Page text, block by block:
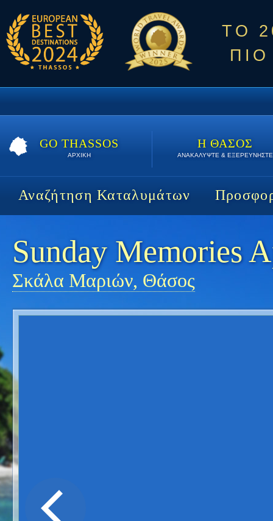
ΤΟ
GO THASSOS
ΑΡΧΙΚΗ
Η ΘΑΣΟΣ
ΑΝΑΚΑΛΥΨΤΕ & ΕΞΕΡΕΥΝΗΣΤΕ
Αναζήτηση Καταλυμάτων
Sunday Memories
Σκάλα Μαριών, Θάσος